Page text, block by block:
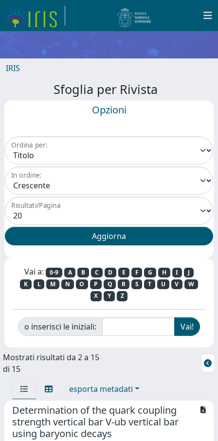
IRIS
Sfoglia per Rivista
Opzioni
Ordina per:
In ordine:
Risultati/Pagina
Vai a: 0-9 A B C D E F G H I
J
K
L M N O P Q R S T U V
W
X
Y Z
o inserisci le iniziali:
Mostrati risultati da 2 a 15
di 15
esporta metadati
Determination of the quark coupling
strength vertical bar V-ub vertical bar
using baryonic decays